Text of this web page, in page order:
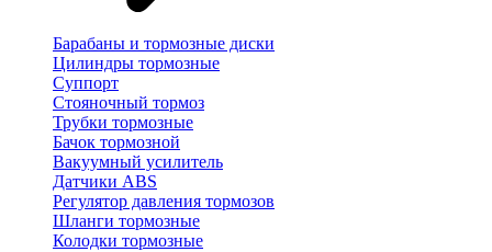
Барабаны и тормозные диски
Цилиндры тормозные
Суппорт
Стояночный тормоз
Трубки тормозные
Бачок тормозной
Вакуумный усилитель
Датчики ABS
Регулятор давления тормозов
Шланги тормозные
Колодки тормозные